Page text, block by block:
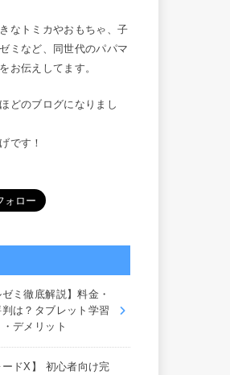
なトミカやおもちゃ、子
ミなど、同世代のパパマ
お伝えしてます。
どのブログになりまし
です！
ゼミ徹底解説】料金・
は？タブレット学習
デメリット
ードX】 初心者向け完